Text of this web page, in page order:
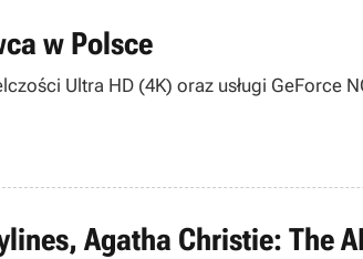
w Polsce
Ultra HD (4K) oraz usługi GeForce
Agatha Christie: The